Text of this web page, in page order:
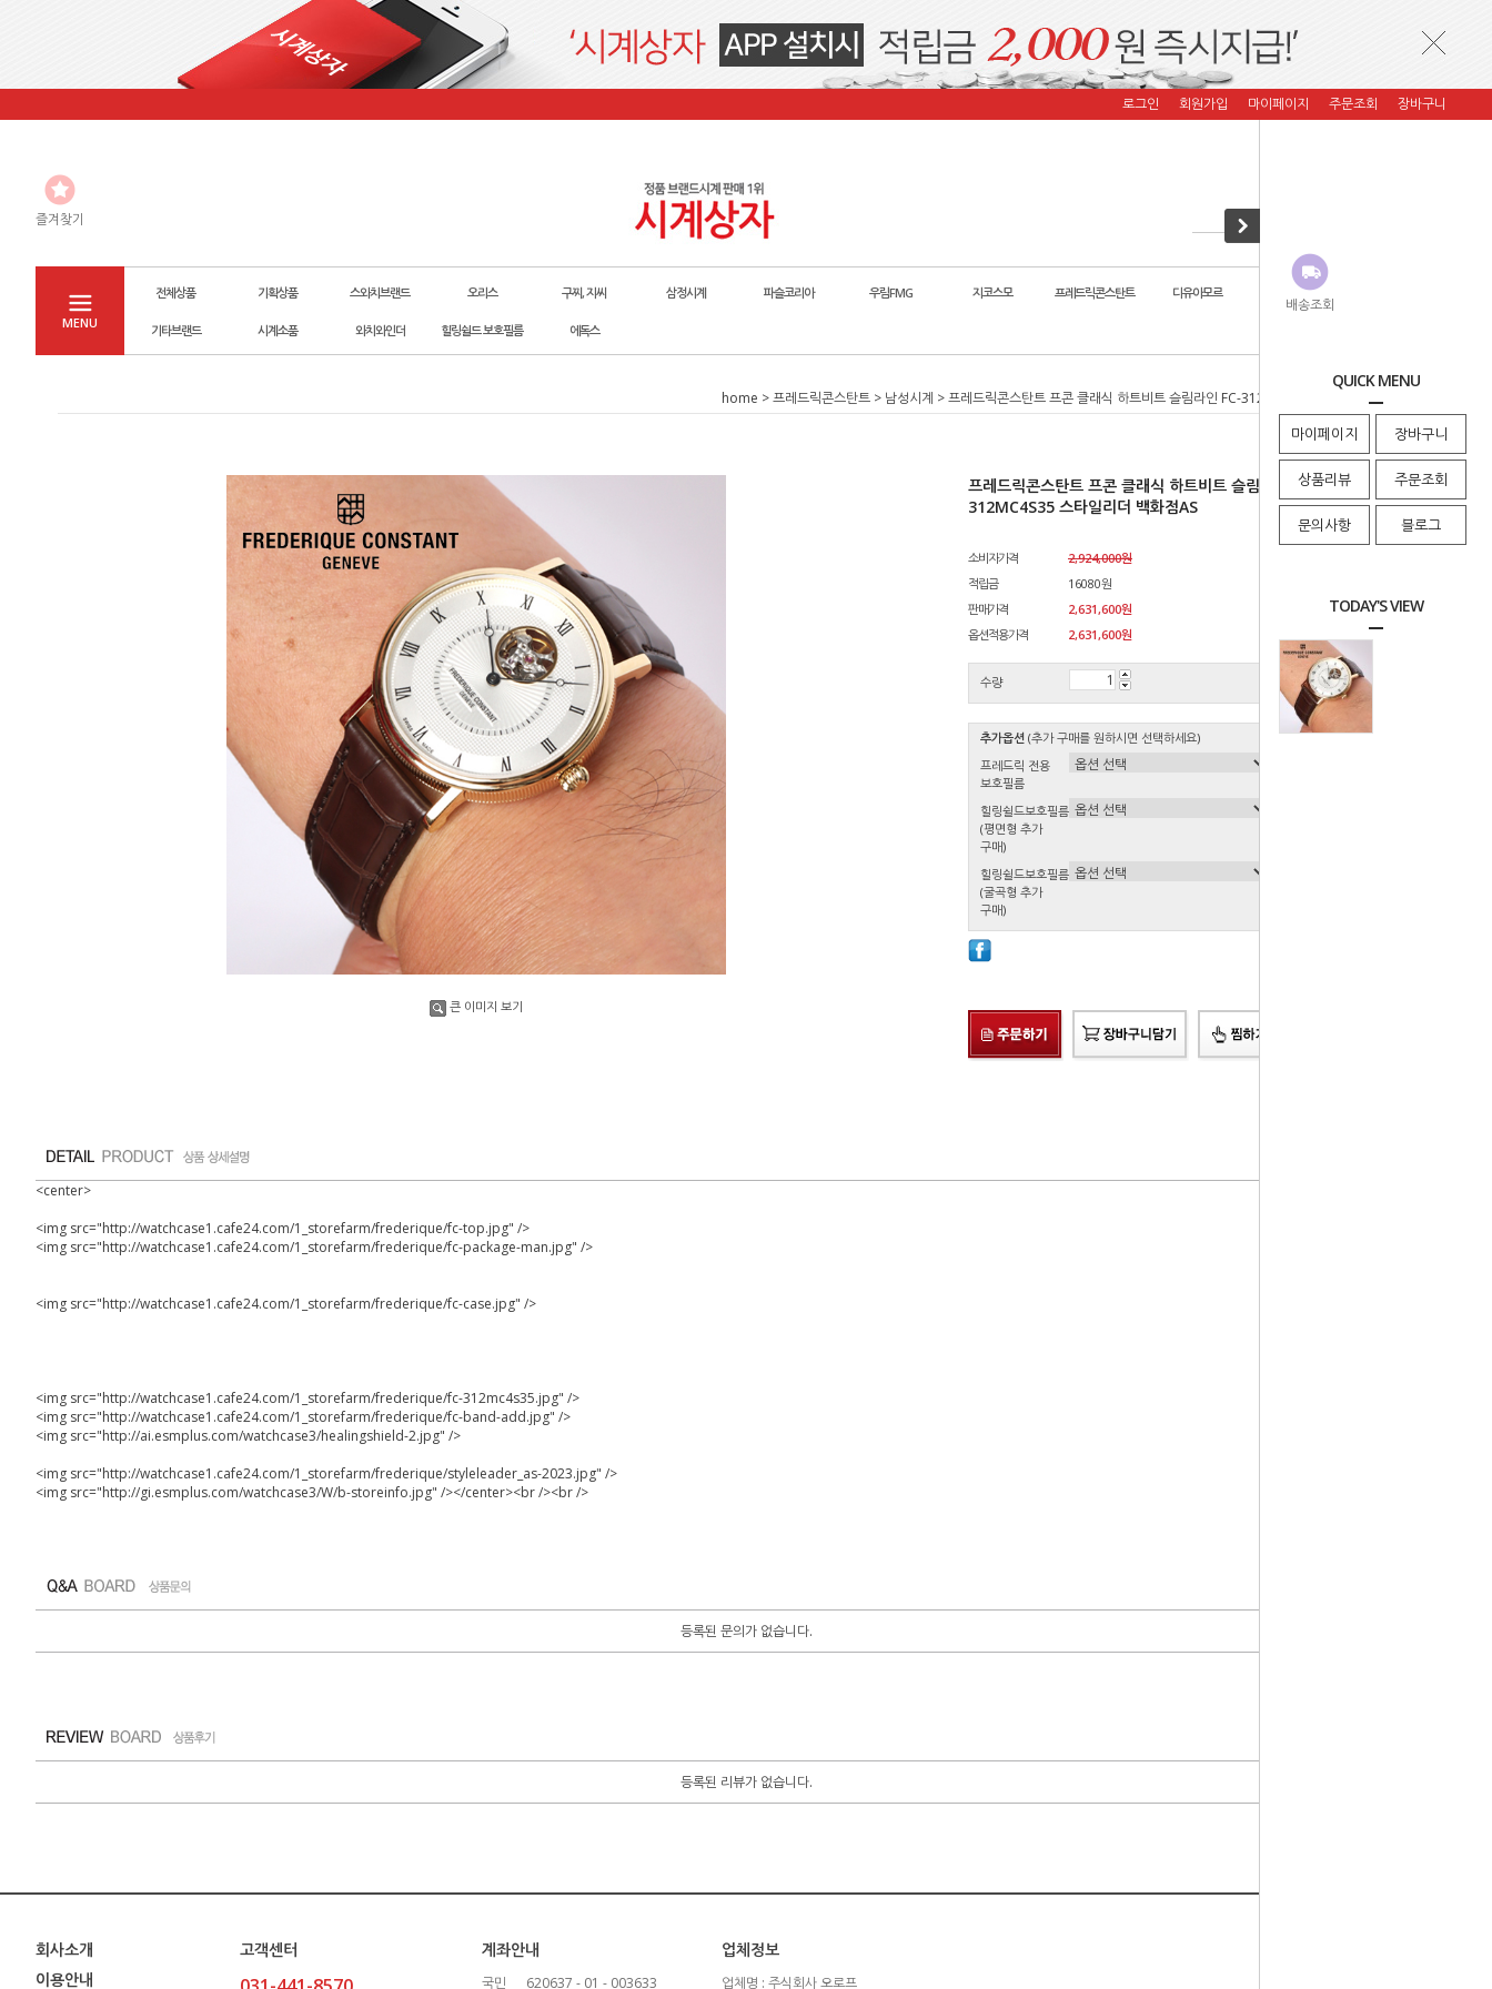
배송조회
QUICK MENU
마이페이지 장바구니
상품리뷰 주문조회
문의사항 블로그
TODAY'S VIEW
로그인 회원가입 마이페이지 주문조회 장바구니
즐겨찾기
MENU
전체상품 기획상품 스와치브랜드 오리스 구찌, 지씨 삼정시계 파슬코리아 우림FMG 지코스모 프레드릭콘스탄트 디유아모르 자스페로 코리아
기타브랜드 시계소품 와치와인더 힐링쉴드 보호필름 에독스
home >프레드릭콘스탄트 > 남성시계 > 프레드릭콘스탄트 프콘 클래식 하트비트 슬림라인 FC-312MC4S35 스타일리더 백화점AS
큰 이미지 보기
프레드릭콘스탄트 프콘 클래식 하트비트 슬림라인 FC-
312MC4S35 스타일리더 백화점AS
소비자가격
2,924,000원
적립금
16080원
판매가격
2,631,600원
옵션적용가격
2,631,600원
수량
추가옵션 (추가 구매를 원하시면 선택하세요)
프레드릭 전용
보호필름
힐링쉴드보호필름
(평면형 추가
구매)
힐링쉴드보호필름
(굴곡형 추가
구매)
<center>
<img src="http://watchcase1.cafe24.com/1_storefarm/frederique/fc-top.jpg" />
<img src="http://watchcase1.cafe24.com/1_storefarm/frederique/fc-package-man.jpg" />
<img src="http://watchcase1.cafe24.com/1_storefarm/frederique/fc-case.jpg" />
<img src="http://watchcase1.cafe24.com/1_storefarm/frederique/fc-312mc4s35.jpg" />
<img src="http://watchcase1.cafe24.com/1_storefarm/frederique/fc-band-add.jpg" />
<img src="http://ai.esmplus.com/watchcase3/healingshield-2.jpg" />
<img src="http://watchcase1.cafe24.com/1_storefarm/frederique/styleleader_as-2023.jpg" />
<img src="http://gi.esmplus.com/watchcase3/W/b-storeinfo.jpg" /></center><br /><br />
등록된 문의가 없습니다.
등록된 리뷰가 없습니다.
회사소개
이용안내
고객센터 계좌안내
국민 620637 - 01 - 003633
업체정보
업체명 : 주식회사 오로프